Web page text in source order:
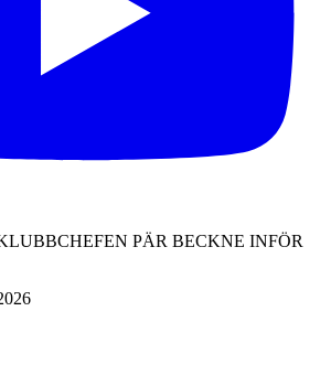
PÄR BECKNE INFÖR